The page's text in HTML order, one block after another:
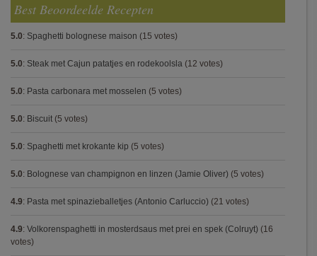
Best Beoordeelde Recepten
5.0: Spaghetti bolognese maison (15 votes)
5.0: Steak met Cajun patatjes en rodekoolsla (12 votes)
5.0: Pasta carbonara met mosselen (5 votes)
5.0: Biscuit (5 votes)
5.0: Spaghetti met krokante kip (5 votes)
5.0: Bolognese van champignon en linzen (Jamie Oliver) (5 votes)
4.9: Pasta met spinazieballetjes (Antonio Carluccio) (21 votes)
4.9: Volkorenspaghetti in mosterdsaus met prei en spek (Colruyt) (16
votes)